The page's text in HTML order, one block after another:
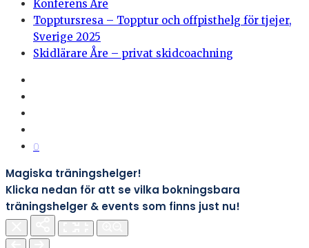
Konferens Åre
Topptursresa – Topptur och offpisthelg för tjejer,
Sverige 2025
Skidlärare Åre – privat skidcoachning
0
Magiska träningshelger!
Klicka nedan för att se vilka bokningsbara
träningshelger & events som finns just nu!